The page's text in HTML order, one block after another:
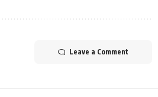
Leave a Comment